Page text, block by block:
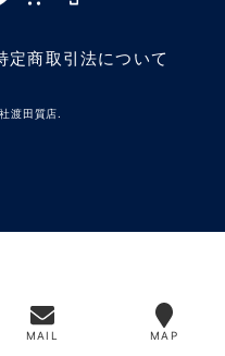
定商取引法について
渡田質店.
MAIL MAP